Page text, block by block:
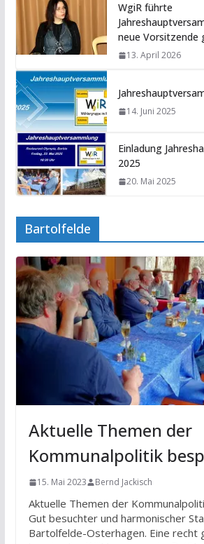
WgiR führte
neue Vorsitzende
13. April 2026
14. Juni 2025
Einladung
2025
20. Mai 2025
Bartolfelde
Aktuelle Themen der
Kommunalpolitik
15. Mai 2023 Bernd Jackisch
Aktuelle Themen der
Gut besuchter und harmonischer
Bartolfelde-Osterhagen. Eine recht